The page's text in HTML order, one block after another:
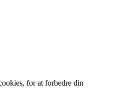
for at forbedre din